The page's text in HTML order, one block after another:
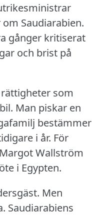
Saudiarabien.
gånger kritiserat
och brist på
som
Man piskar en
bestämmer
i år. För
Wallström
i Egypten.
Men
Saudiarabiens